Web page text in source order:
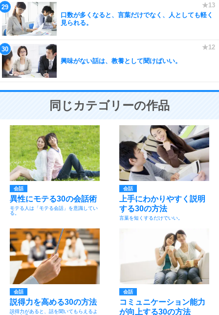
口数が多くなると、言葉だけでなく、人としても軽く
見られる。
興味がない話は、教養として聞けばいい。
同じカテゴリーの作品
会話
異性にモテる30の会話術
モテる人は「モテる会話」を意識してい
る。
会話
上手にわかりやすく説明
する30の方法
言葉を短くするだけでいい。
会話
説得力を高める30の方法
説得力があると、話を聞いてもらえるよ
会話
コミュニケーション能力
が向上する30の方法